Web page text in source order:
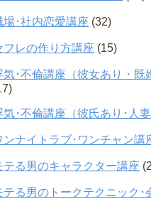
場･社内恋愛講座 (32)
フレの作り方講座 (15)
気･不倫講座（彼女あり・既
気･不倫講座（彼氏あり･人妻
ンナイトラブ･ワンチャン講
テる男のキャラクター講座
テる男のトークテクニック･